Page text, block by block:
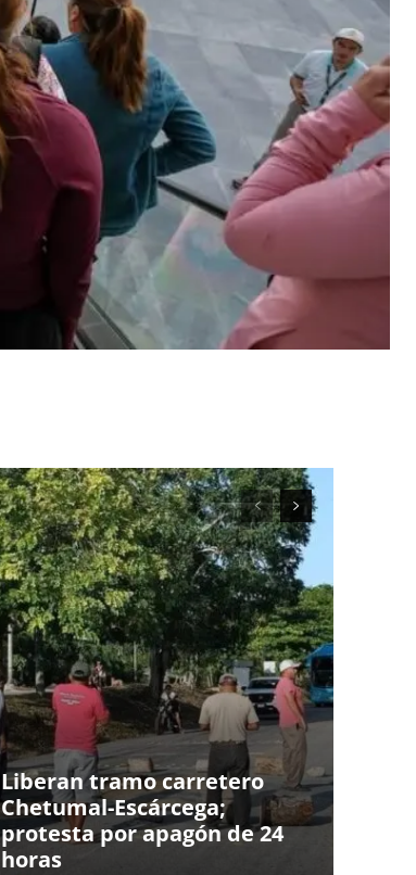
Liberan tramo carretero
Chetumal-Escárcega;
protesta por apagón de 24
horas